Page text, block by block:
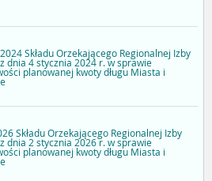
Składu Orzekającego Regionalnej Izby
dnia 4 stycznia 2024 r. w sprawie
planowanej kwoty długu Miasta i
Składu Orzekającego Regionalnej Izby
dnia 2 stycznia 2026 r. w sprawie
planowanej kwoty długu Miasta i